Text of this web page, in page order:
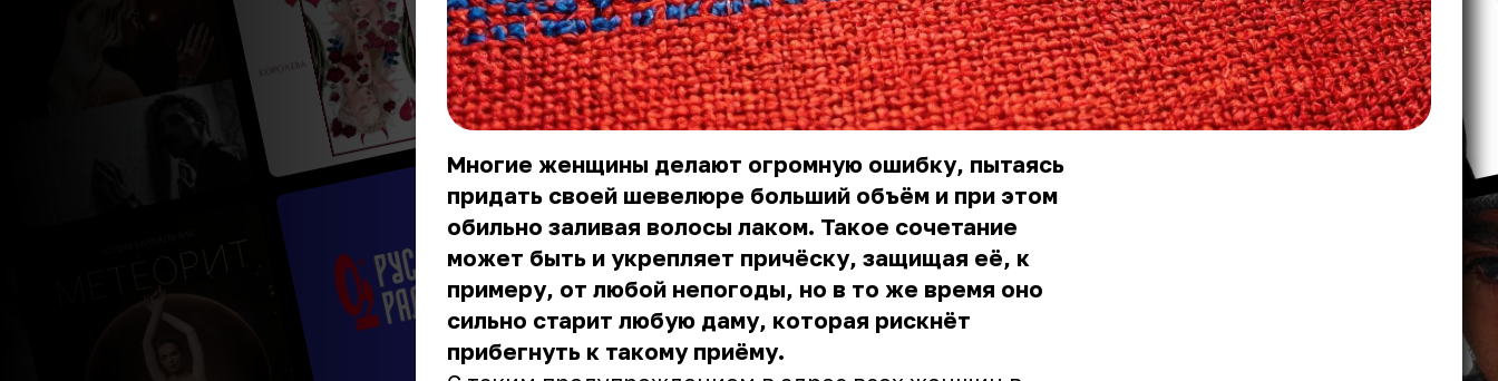
Многие женщины делают огромную ошибку, пытаясь
придать своей шевелюре больший объём и при этом
обильно заливая волосы лаком. Такое сочетание
может быть и укрепляет причёску, защищая её, к
примеру, от любой непогоды, но в то же время оно
сильно старит любую даму, которая рискнёт
прибегнуть к такому приёму.